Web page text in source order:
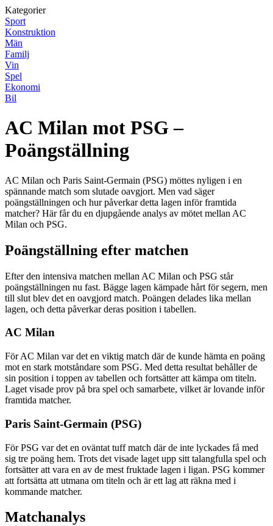
Kategorier
Sport
Konstruktion
Män
Familj
Vin
Spel
Ekonomi
Bil
AC Milan mot PSG –
Poängställning
AC Milan och Paris Saint-Germain (PSG) möttes nyligen i en
spännande match som slutade oavgjort. Men vad säger
poängställningen och hur påverkar detta lagen inför framtida
matcher? Här får du en djupgående analys av mötet mellan AC
Milan och PSG.
Poängställning efter matchen
Efter den intensiva matchen mellan AC Milan och PSG står
poängställningen nu fast. Bägge lagen kämpade hårt för segern, men
till slut blev det en oavgjord match. Poängen delades lika mellan
lagen, och detta påverkar deras position i tabellen.
AC Milan
För AC Milan var det en viktig match där de kunde hämta en poäng
mot en stark motståndare som PSG. Med detta resultat behåller de
sin position i toppen av tabellen och fortsätter att kämpa om titeln.
Laget visade prov på bra spel och samarbete, vilket är lovande inför
framtida matcher.
Paris Saint-Germain (PSG)
För PSG var det en oväntat tuff match där de inte lyckades få med
sig tre poäng hem. Trots det visade laget upp sitt talangfulla spel och
fortsätter att vara en av de mest fruktade lagen i ligan. PSG kommer
att fortsätta att utmana om titeln och är ett lag att räkna med i
kommande matcher.
Matchanalys